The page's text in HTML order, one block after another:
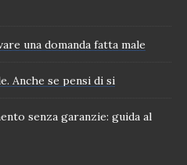
una domanda fatta male
Anche se pensi di si
senza garanzie: guida al